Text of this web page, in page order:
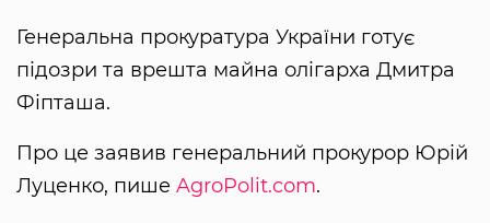
Генеральна прокуратура України готує
підозри та врешта майна олігарха Дмитра
Фіпташа.
Про це заявив генеральний прокурор Юрій
Луценко, пише AgroPolit.com.